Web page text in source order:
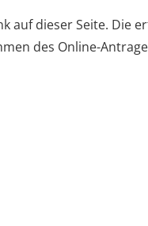
auf dieser Seite. Die
des Online-